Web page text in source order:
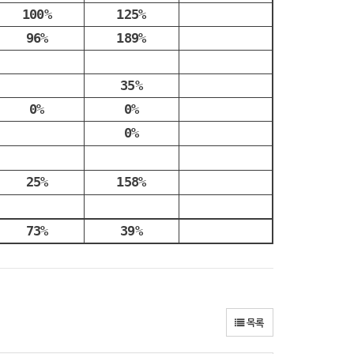
100%
125%
96%
189%
35%
0%
0%
0%
25% 158%
73% 39%
목록